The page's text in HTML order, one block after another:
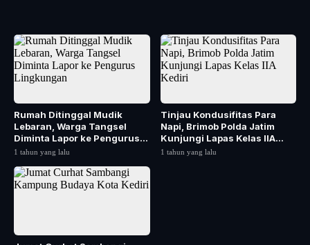
Rumah Ditinggal Mudik
Lebaran, Warga Tangsel
Diminta Lapor ke Pengurus
Lingkungan
1 tahun yang lalu
Tinjau Kondusifitas Para
Napi, Brimob Polda Jatim
Kunjungi Lapas Kelas IIA
Kediri
1 tahun yang lalu